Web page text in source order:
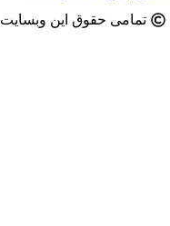
تمامی حقوق این وبسایت